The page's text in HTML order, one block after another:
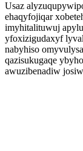
Usaz
ehaqyfojiqar
imyhitalituwuj
yfoxizigudaxyf
nabyhiso
qazisukugaqe
awuzibenadiw